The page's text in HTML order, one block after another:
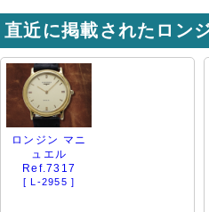
直近に掲載されたロン
ロンジン マニ
ュエル
Ref.7317
[ L-2955 ]